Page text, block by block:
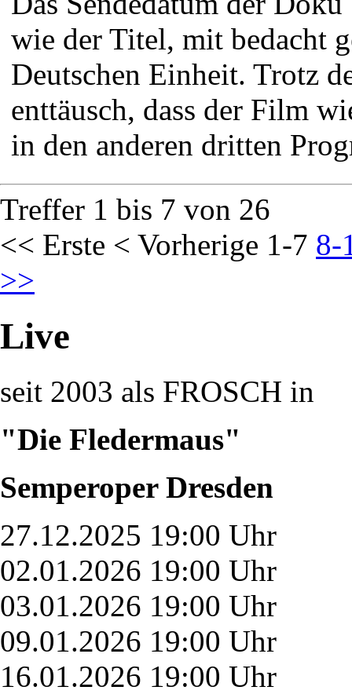
wie der Titel, mit bedacht
Deutschen Einheit. Trotz
enttäusch, dass der Film
in den anderen dritten
Treffer 1 bis 7 von 26
<< Erste < Vorherige 1-7 8-
>>
Live
seit 2003 als FROSCH in
"Die Fledermaus"
Semperoper Dresden
27.12.2025 19:00 Uhr
02.01.2026 19:00 Uhr
03.01.2026 19:00 Uhr
09.01.2026 19:00 Uhr
16.01.2026 19:00 Uhr